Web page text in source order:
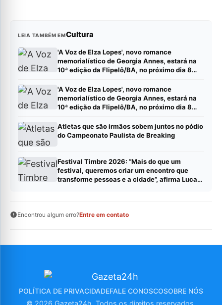
LEIA TAMBÉM EMCultura
'A Voz de Elza Lopes', novo romance
memorialístico de Georgia Annes, estará na
10ª edição da Flipelô/BA, no próximo dia 8
'A Voz de Elza Lopes', novo romance
memorialístico de Georgia Annes, estará na
10ª edição da Flipelô/BA, no próximo dia 8
Atletas que são irmãos sobem juntos no pódio
do Campeonato Paulista de Breaking
Festival Timbre 2026: “Mais do que um
festival, queremos criar um encontro que
transforme pessoas e a cidade”, afirma Lucas
Encontrou algum erro?Entre em contato
POLÍTICA DE PRIVACIDADEFALE CONOSCOSOBRE NÓS
© 2026 Gazeta24h. Todos os direitos reservados.